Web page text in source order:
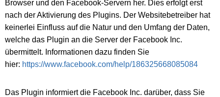
Browser und den Facebook-Servern her. Dies erfolgt erst
nach der Aktivierung des Plugins. Der Websitebetreiber hat
keinerlei Einfluss auf die Natur und den Umfang der Daten,
welche das Plugin an die Server der Facebook Inc.
übermittelt. Informationen dazu finden Sie
hier: https://www.facebook.com/help/186325668085084
Das Plugin informiert die Facebook Inc. darüber, dass Sie